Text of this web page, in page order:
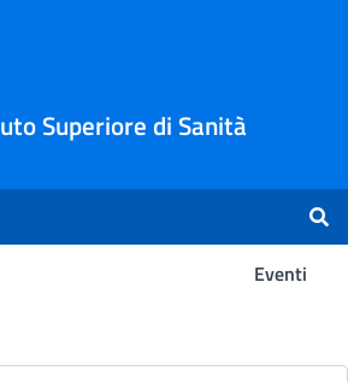
Superiore di Sanità
Eventi
Ricerca -